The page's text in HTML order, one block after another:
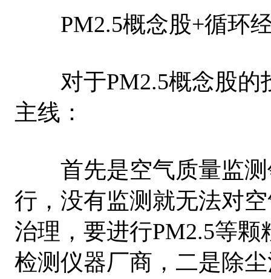
PM2.5概念股+循环
对于PM2.5概念股的
主线：
首先是空气质量监测
行，没有监测就无法对
治理，要进行PM2.5等
检测仪器厂商，二是除